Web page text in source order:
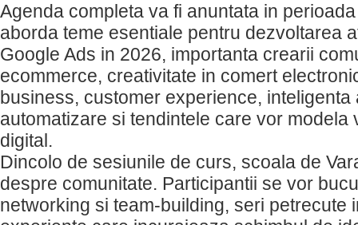
Agenda completa va fi anuntata in
aborda teme esentiale pentru dezvoltarea
Google Ads in 2026, importanta crearii
ecommerce, creativitate in comert
business, customer experience, inteligenta
automatizare si tendintele care vor modela
digital.
Dincolo de sesiunile de curs, scoala de
despre comunitate. Participantii se vor
networking si team-building, seri petrecute